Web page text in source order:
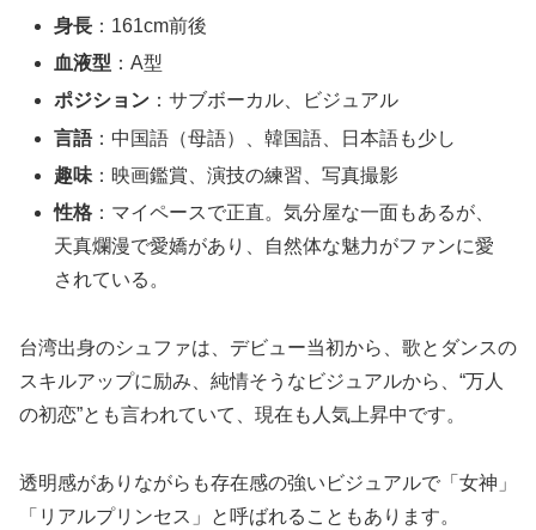
身長 ：161cm前後
血液型 ：A型
ポジション ：サブボーカル、ビジュアル
言語：中国語（母語）、韓国語、日本語も少し
趣味 ：映画鑑賞、演技の練習、写真撮影
性格 ：マイペースで正直。気分屋な一面もあるが、
天真爛漫で愛嬌があり、自然体な魅力がファンに愛
されている。
台湾出身のシュファは、デビュー当初から、歌とダンスの
スキルアップに励み、純情そうなビジュアルから、“万人
の初恋”とも言われていて、現在も人気上昇中です。
透明感がありながらも存在感の強いビジュアルで「女神」
「リアルプリンセス」と呼ばれることもあります。